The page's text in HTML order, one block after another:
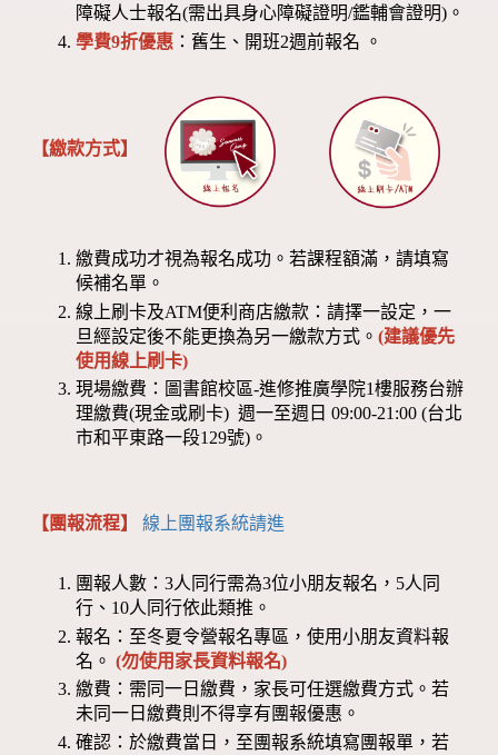
障礙人士報名(需出具身心障礙證明/鑑輔會證明)。
學費9折優惠 ：舊生、開班2週前報名 。
【繳款方式】
繳費成功才視為報名成功。若課程額滿，請填寫
候補名單。
線上刷卡及ATM便利商店繳款：請擇一設定，一
旦經設定後不能更換為另一繳款方式。(建議優先
使用線上刷卡)
現場繳費：圖書館校區-進修推廣學院1樓服務台辦
理繳費(現金或刷卡) 週一至週日 09:00-21:00 (台北
市和平東路一段129號)。
【團報流程】線上團報系統請進
團報人數：3人同行需為3位小朋友報名，5人同
行、10人同行依此類推。
報名：至冬夏令營報名專區，使用小朋友資料報
名。 (勿使用家長資料報名)
繳費：需同一日繳費，家長可任選繳費方式。若
未同一日繳費則不得享有團報優惠。
確認：於繳費當日，至團報系統填寫團報單，若